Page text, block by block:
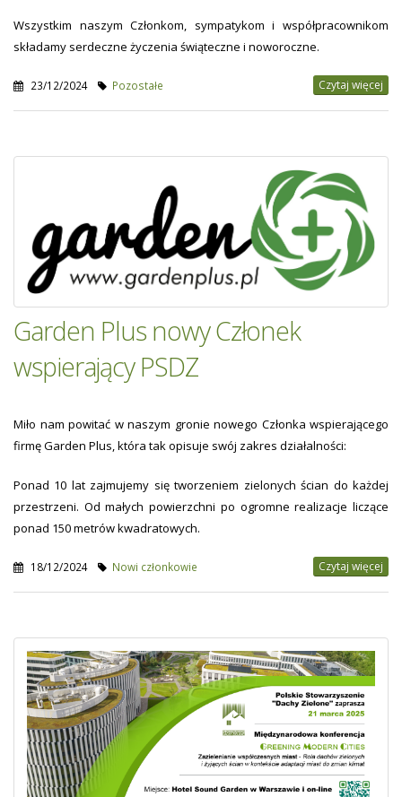
Wszystkim naszym Członkom, sympatykom i współpracownikom
składamy serdeczne życzenia świąteczne i noworoczne.
23/12/2024 Pozostałe Czytaj więcej
Garden Plus nowy Członek
wspierający PSDZ
Miło nam powitać w naszym gronie nowego Członka wspierającego
firmę Garden Plus, która tak opisuje swój zakres działalności:
Ponad 10 lat zajmujemy się tworzeniem zielonych ścian do każdej
przestrzeni. Od małych powierzchni po ogromne realizacje liczące
ponad 150 metrów kwadratowych.
18/12/2024 Nowi członkowie Czytaj więcej